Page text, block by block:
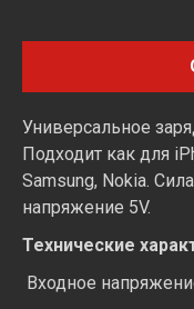
Универсальное
Подходит как для
Samsung, Nokia.
напряжение 5V.
Технические
Входное